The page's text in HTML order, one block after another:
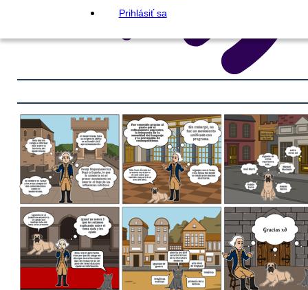
Prihlásiť sa